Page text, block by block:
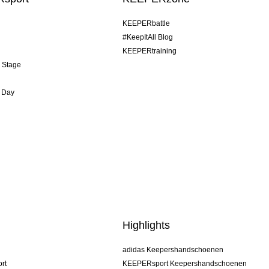
Stage
KEEPERbattle
#KeepItAll Blog
KEEPERtraining
Highlights
adidas Keepershandschoenen
KEEPERsport Keepershandschoenen